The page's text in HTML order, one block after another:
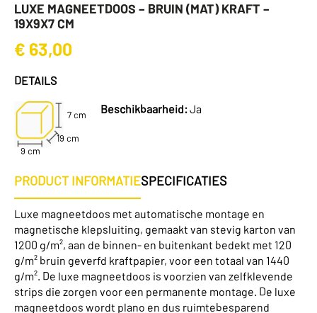
LUXE MAGNEETDOOS – BRUIN (MAT) KRAFT –
19X9X7 CM
€ 63,00
DETAILS
7 cm
19 cm
9 cm
Beschikbaarheid:Ja
PRODUCT INFORMATIESPECIFICATIES
Luxe magneetdoos met automatische montage en
magnetische klepsluiting, gemaakt van stevig karton van
1200 g/m², aan de binnen- en buitenkant bedekt met 120
g/m² bruin geverfd kraftpapier, voor een totaal van 1440
g/m². De luxe magneetdoos is voorzien van zelfklevende
strips die zorgen voor een permanente montage. De luxe
magneetdoos wordt plano en dus ruimtebesparend